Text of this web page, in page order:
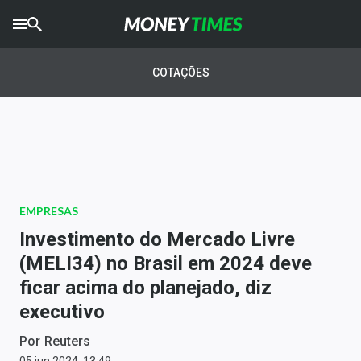
AGROTIMES
Newsletters
Money Trader
Anuncie
Últimas Notícias
COTAÇÕES
EMPRESAS
Investimento do Mercado Livre
(MELI34) no Brasil em 2024 deve
ficar acima do planejado, diz
executivo
Por Reuters